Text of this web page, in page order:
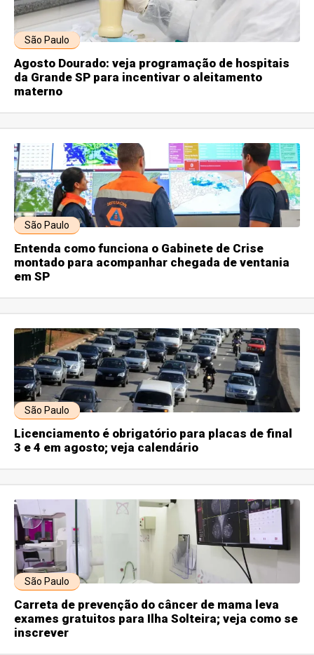
São Paulo
Agosto Dourado: veja programação de hospitais
da Grande SP para incentivar o aleitamento
materno
São Paulo
Entenda como funciona o Gabinete de Crise
montado para acompanhar chegada de ventania
em SP
São Paulo
Licenciamento é obrigatório para placas de final
3 e 4 em agosto; veja calendário
São Paulo
Carreta de prevenção do câncer de mama leva
exames gratuitos para Ilha Solteira; veja como se
inscrever